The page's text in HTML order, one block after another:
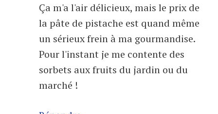
Ça m'a l'air délicieux, mais le prix de
la pâte de pistache est quand même
un sérieux frein à ma gourmandise.
Pour l'instant je me contente des
sorbets aux fruits du jardin ou du
marché !